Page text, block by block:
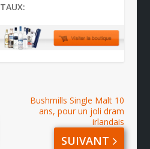
TAUX:
Bushmills Single Malt 10
ans, pour un joli dram
irlandais
SUIVANT